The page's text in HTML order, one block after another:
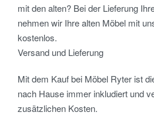
mit den alten? Bei der Lieferung
nehmen wir Ihre alten Möbel mit
kostenlos.
Versand und Lieferung
Mit dem Kauf bei Möbel Ryter ist
nach Hause immer inkludiert und
zusätzlichen Kosten.